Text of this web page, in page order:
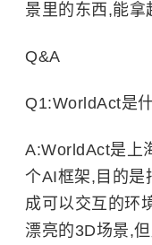
景里的东西,能拿
Q&A
Q1:WorldAct是
A:WorldAct是上
个AI框架,目的是
成可以交互的环
漂亮的3D场景,